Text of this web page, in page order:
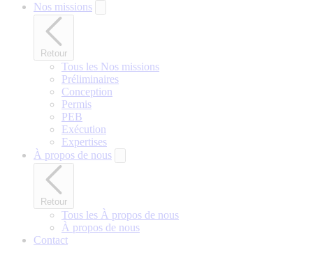
Nos missions
Retour
Tous les Nos missions
Préliminaires
Conception
Permis
PEB
Exécution
Expertises
À propos de nous
Retour
Tous les À propos de nous
À propos de nous
Contact